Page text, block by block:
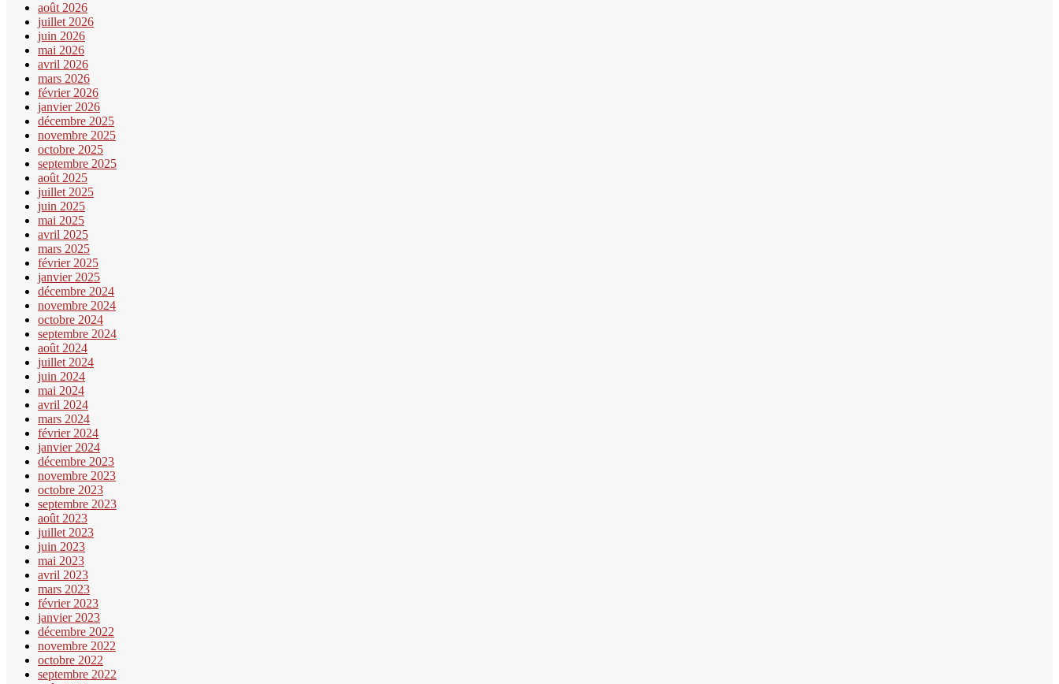
août 2026
juillet 2026
juin 2026
mai 2026
avril 2026
mars 2026
février 2026
janvier 2026
décembre 2025
novembre 2025
octobre 2025
septembre 2025
août 2025
juillet 2025
juin 2025
mai 2025
avril 2025
mars 2025
février 2025
janvier 2025
décembre 2024
novembre 2024
octobre 2024
septembre 2024
août 2024
juillet 2024
juin 2024
mai 2024
avril 2024
mars 2024
février 2024
janvier 2024
décembre 2023
novembre 2023
octobre 2023
septembre 2023
août 2023
juillet 2023
juin 2023
mai 2023
avril 2023
mars 2023
février 2023
janvier 2023
décembre 2022
novembre 2022
octobre 2022
septembre 2022